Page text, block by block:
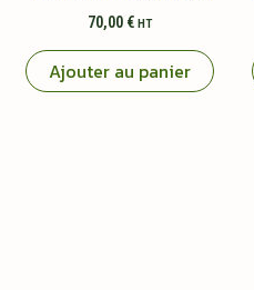
70,00 € HT
Ajouter au panier